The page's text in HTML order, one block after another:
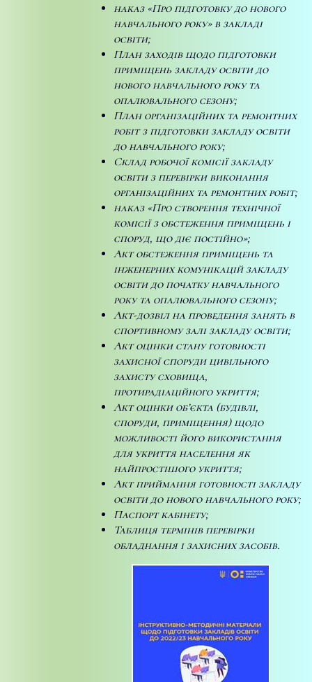
наказ «Про підготовку до нового
навчального року» в закладі
освіти;
План заходів щодо підготовки
приміщень закладу освіти до
нового навчального року та
опалювального сезону;
План організаційних та ремонтних
робіт з підготовки закладу освіти
до навчального року;
Склад робочої комісії закладу
освіти з перевірки виконання
організаційних та ремонтних робіт;
наказ «Про створення технічної
комісії з обстеження приміщень і
споруд, що діє постійно»;
Акт обстеження приміщень та
інженерних комунікацій закладу
освіти до початку навчального
року та опалювального сезону;
Акт-дозвіл на проведення занять в
спортивному залі закладу освіти;
Акт оцінки стану готовності
захисної споруди цивільного
захисту сховища,
протирадіаційного укриття;
Акт оцінки об’єкта (будівлі,
споруди, приміщення) щодо
можливості його використання
для укриття населення як
найпростішого укриття;
Акт приймання готовності закладу
освіти до нового навчального року;
Паспорт кабінету;
Таблиця термінів перевірки
обладнання і захисних засобів.